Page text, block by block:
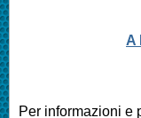
A
Per informazioni e